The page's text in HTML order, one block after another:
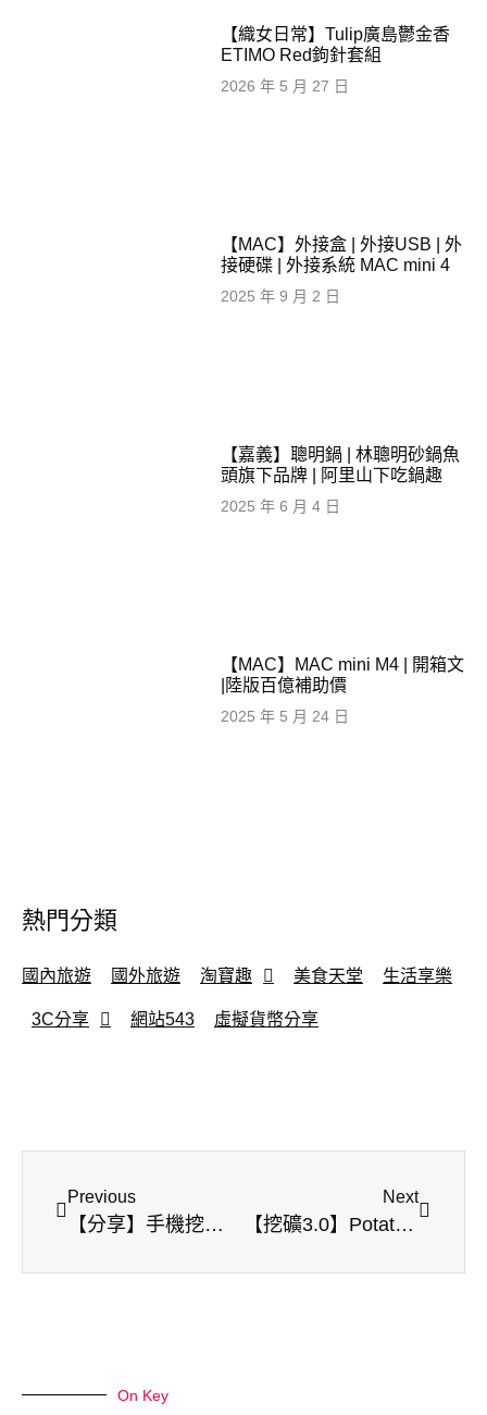
【織女日常】Tulip廣島鬱金香
ETIMO Red鉤針套組
2026 年 5 月 27 日
【MAC】外接盒 | 外接USB | 外
接硬碟 | 外接系統 MAC mini 4
2025 年 9 月 2 日
【嘉義】聰明鍋 | 林聰明砂鍋魚
頭旗下品牌 | 阿里山下吃鍋趣
2025 年 6 月 4 日
【MAC】MAC mini M4 | 開箱文
|陸版百億補助價
2025 年 5 月 24 日
熱門分類
國內旅遊 國外旅遊 淘寶趣 美食天堂 生活享樂
3C分享 網站543 虛擬貨幣分享
Previous
【分享】手機挖礦-Stormgain 雲端挖礦 | 行動挖礦 | 比特幣
Next
【挖礦3.0】Potato Media | 類IG | 發表文章賺收入 | 按讚、分享也有收入 | 創作人元宇宙
On Key